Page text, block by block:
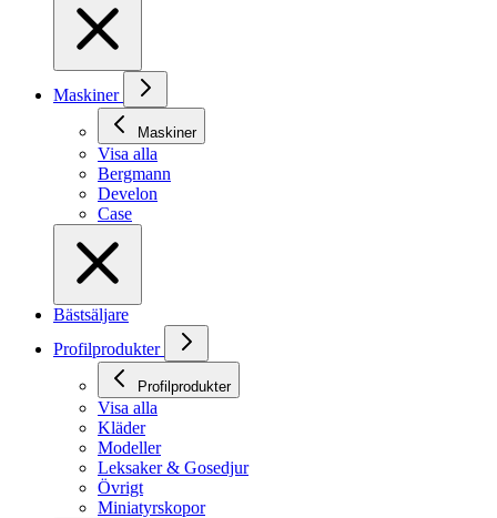
Maskiner
Maskiner
Visa alla
Bergmann
Develon
Case
Bästsäljare
Profilprodukter
Profilprodukter
Visa alla
Kläder
Modeller
Leksaker & Gosedjur
Övrigt
Miniatyrskopor